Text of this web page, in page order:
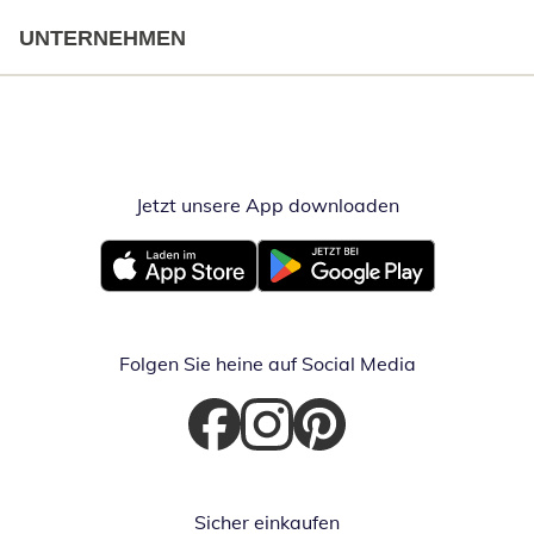
UNTERNEHMEN
Jetzt unsere App downloadenÖffnet in
Öffnet in neuem FensterÖffnet in neuem Fenster
Folgen Sie heine auf Social Media
Öffnet in neuem Fenster
Öffnet in neuem Fenster
Öffnet in neuem Fenster
Sicher einkaufen